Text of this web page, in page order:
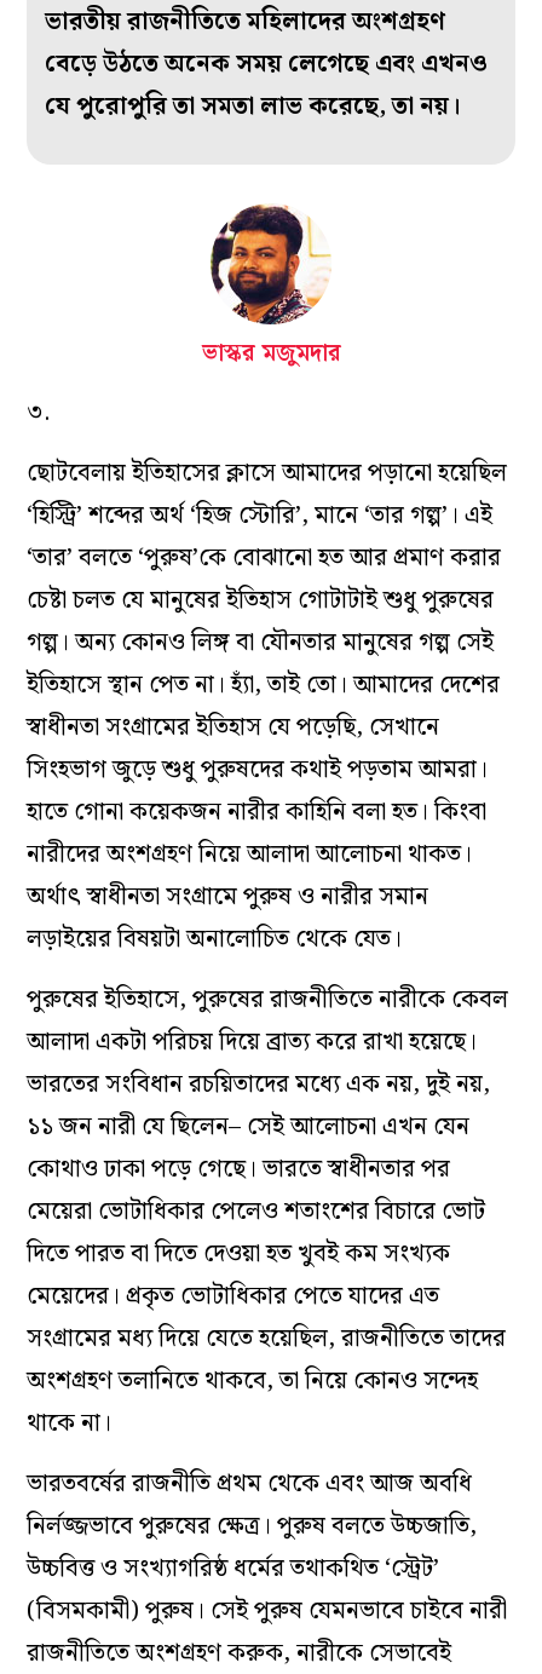
ভারতীয় রাজনীতিতে মহিলাদের অংশগ্রহণ
বেড়ে উঠতে অনেক সময় লেগেছে এবং এখনও
যে পুরোপুরি তা সমতা লাভ করেছে, তা নয়।
ভাস্কর মজুমদার
৩.
ছোটবেলায় ইতিহাসের ক্লাসে আমাদের পড়ানো হয়েছিল
‘হিস্ট্রি’ শব্দের অর্থ ‘হিজ স্টোরি’, মানে ‘তার গল্প’। এই
‘তার’ বলতে ‘পুরুষ’কে বোঝানো হত আর প্রমাণ করার
চেষ্টা চলত যে মানুষের ইতিহাস গোটাটাই শুধু পুরুষের
গল্প। অন্য কোনও লিঙ্গ বা যৌনতার মানুষের গল্প সেই
ইতিহাসে স্থান পেত না। হ্যাঁ, তাই তো। আমাদের দেশের
স্বাধীনতা সংগ্রামের ইতিহাস যে পড়েছি, সেখানে
সিংহভাগ জুড়ে শুধু পুরুষদের কথাই পড়তাম আমরা।
হাতে গোনা কয়েকজন নারীর কাহিনি বলা হত। কিংবা
নারীদের অংশগ্রহণ নিয়ে আলাদা আলোচনা থাকত।
অর্থাৎ স্বাধীনতা সংগ্রামে পুরুষ ও নারীর সমান
লড়াইয়ের বিষয়টা অনালোচিত থেকে যেত।
পুরুষের ইতিহাসে, পুরুষের রাজনীতিতে নারীকে কেবল
আলাদা একটা পরিচয় দিয়ে ব্রাত্য করে রাখা হয়েছে।
ভারতের সংবিধান রচয়িতাদের মধ্যে এক নয়, দুই নয়,
‌১১ জন নারী যে ছিলেন– সেই আলোচনা এখন যেন
কোথাও ঢাকা পড়ে গেছে। ভারতে স্বাধীনতার পর
মেয়েরা ভোটাধিকার পেলেও শতাংশের বিচারে ভোট
দিতে পারত বা দিতে দেওয়া হত খুবই কম সংখ্যক
মেয়েদের। প্রকৃত ভোটাধিকার পেতে যাদের এত
সংগ্রামের মধ্য দিয়ে যেতে হয়েছিল, রাজনীতিতে তাদের
অংশগ্রহণ তলানিতে থাকবে, তা নিয়ে কোনও সন্দেহ
থাকে না।
ভারতবর্ষের রাজনীতি প্রথম থেকে এবং আজ অবধি
নির্লজ্জভাবে পুরুষের ক্ষেত্র। পুরুষ বলতে উচ্চজাতি,
উচ্চবিত্ত ও সংখ্যাগরিষ্ঠ ধর্মের তথাকথিত ‘স্ট্রেট’
(বিসমকামী) পুরুষ। সেই পুরুষ যেমনভাবে চাইবে নারী
রাজনীতিতে অংশগ্রহণ করুক, নারীকে সেভাবেই